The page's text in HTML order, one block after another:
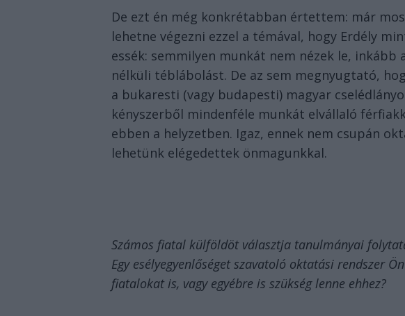
De ezt én még konkrétabban értettem: már
lehetne végezni ezzel a témával, hogy Erdély
essék: semmilyen munkát nem nézek le, inkább
nélküli téblábolást. De az sem megnyugtató,
a bukaresti (vagy budapesti) magyar
kényszerből mindenféle munkát elvállaló
ebben a helyzetben. Igaz, ennek nem csupán
lehetünk elégedettek önmagunkkal.
Számos fiatal külföldöt választja tanulmányai
Egy esélyegyenlőséget szavatoló oktatási rendszer
fiatalokat is, vagy egyébre is szükség lenne ehhez?